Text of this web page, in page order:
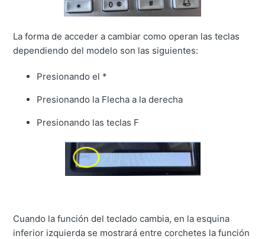
La forma de acceder a cambiar como operan las teclas
dependiendo del modelo son las siguientes:
Presionando el *
Presionando la Flecha a la derecha
Presionando las teclas F
Cuando la función del teclado cambia, en la esquina
inferior izquierda se mostrará entre corchetes la función